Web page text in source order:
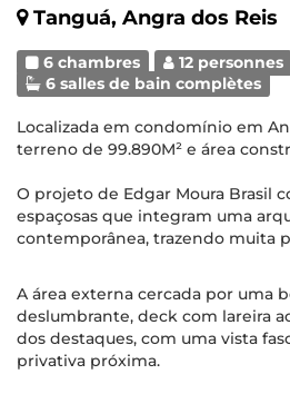
Tanguá, Angra dos Reis
6 chambres 12 personnes
6 salles de bain complètes
Localizada em condomínio em
terreno de 99.890M² e área
O projeto de Edgar Moura Brasil
espaçosas que integram uma
contemporânea, trazendo muita
A área externa cercada por uma
deslumbrante, deck com lareira
dos destaques, com uma vista
privativa próxima.